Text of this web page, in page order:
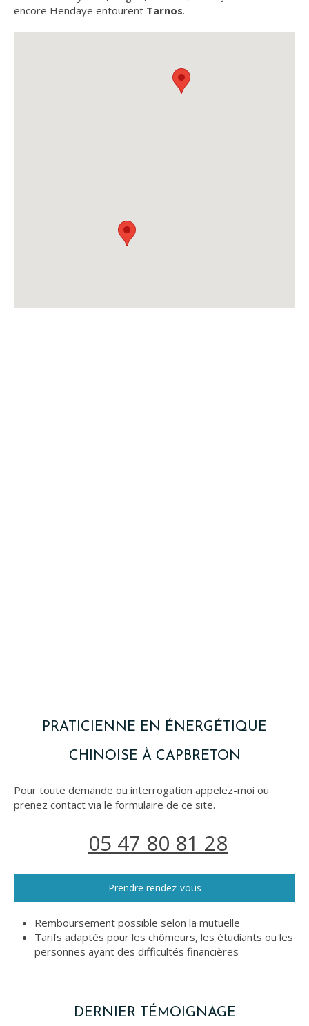
encore Hendaye entourent Tarnos.
PRATICIENNE EN ÉNERGÉTIQUE
CHINOISE À CAPBRETON
Pour toute demande ou interrogation appelez-moi ou
prenez contact via le formulaire de ce site.
05 47 80 81 28
Prendre rendez-vous
Remboursement possible selon la mutuelle
Tarifs adaptés pour les chômeurs, les étudiants ou les
personnes ayant des difficultés financières
DERNIER TÉMOIGNAGE